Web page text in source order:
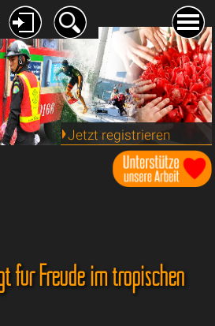
Jetzt registrieren
für Freude im tropischen